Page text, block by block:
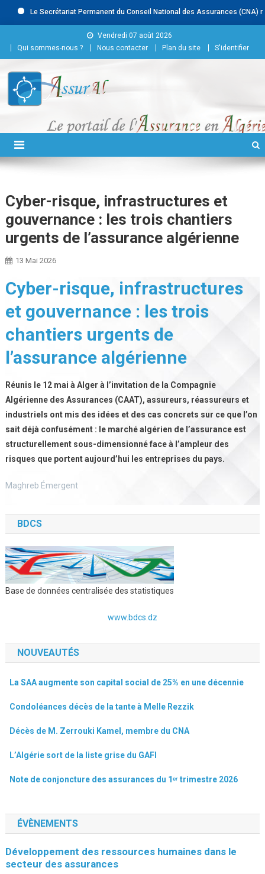
Le Secrétariat Permanent du Conseil National des Assurances (CNA)
Vendredi 07 août 2026
Qui sommes-nous ?
Nous contacter Plan du site S'identifier
Conseil National des
Cyber-risque, infrastructures et
gouvernance : les trois chantiers
urgents de l’assurance algérienne
13 Mai 2026
Cyber-risque, infrastructures
et gouvernance : les trois
chantiers urgents de
l’assurance algérienne
Réunis le 12 mai à Alger à l’invitation de la Compagnie
Algérienne des Assurances (CAAT), assureurs, réassureurs et
industriels ont mis des idées et des cas concrets sur ce que l’on
sait déjà confusément : le marché algérien de l’assurance est
structurellement sous-dimensionné face à l’ampleur des
risques que portent aujourd’hui les entreprises du pays.
Maghreb Émergent
BDCS
Base de données centralisée des statistiques
www.bdcs.dz
NOUVEAUTÉS
La SAA augmente son capital social de 25% en une décennie
Condoléances décès de la tante à Melle Rezzik
Décès de M. Zerrouki Kamel, membre du CNA
L’Algérie sort de la liste grise du GAFI
Note de conjoncture des assurances du 1ᵉʳ trimestre 2026
ÉVÈNEMENTS
Développement des ressources humaines dans le
secteur des assurances